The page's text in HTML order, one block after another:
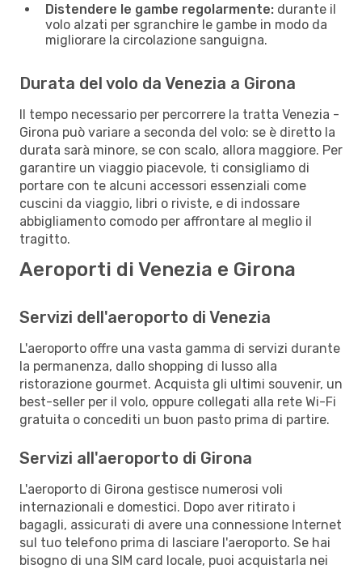
Distendere le gambe regolarmente: durante il
volo alzati per sgranchire le gambe in modo da
migliorare la circolazione sanguigna.
Durata del volo da Venezia a Girona
Il tempo necessario per percorrere la tratta Venezia -
Girona può variare a seconda del volo: se è diretto la
durata sarà minore, se con scalo, allora maggiore. Per
garantire un viaggio piacevole, ti consigliamo di
portare con te alcuni accessori essenziali come
cuscini da viaggio, libri o riviste, e di indossare
abbigliamento comodo per affrontare al meglio il
tragitto.
Aeroporti di Venezia e Girona
Servizi dell'aeroporto di Venezia
L'aeroporto offre una vasta gamma di servizi durante
la permanenza, dallo shopping di lusso alla
ristorazione gourmet. Acquista gli ultimi souvenir, un
best-seller per il volo, oppure collegati alla rete Wi-Fi
gratuita o concediti un buon pasto prima di partire.
Servizi all'aeroporto di Girona
L'aeroporto di Girona gestisce numerosi voli
internazionali e domestici. Dopo aver ritirato i
bagagli, assicurati di avere una connessione Internet
sul tuo telefono prima di lasciare l'aeroporto. Se hai
bisogno di una SIM card locale, puoi acquistarla nei